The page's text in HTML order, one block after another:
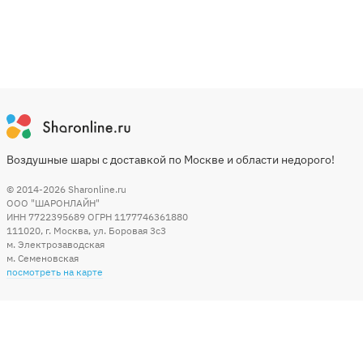
Воздушные шары с доставкой по Москве и области недорого!
© 2014-2026 Sharonline.ru
ООО "ШАРОНЛАЙН"
ИНН 7722395689 ОГРН 1177746361880
111020, г. Москва, ул. Боровая 3c3
м. Электрозаводская
м. Семеновская
посмотреть на карте